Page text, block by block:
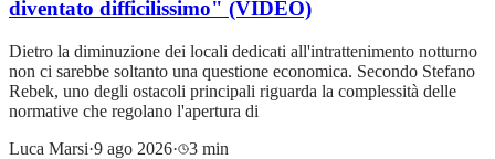
diventato difficilissimo" (VIDEO)
Dietro la diminuzione dei locali dedicati all'intrattenimento notturno
non ci sarebbe soltanto una questione economica. Secondo Stefano
Rebek, uno degli ostacoli principali riguarda la complessità delle
normative che regolano l'apertura di
Luca Marsi·9 ago 2026· 3 min